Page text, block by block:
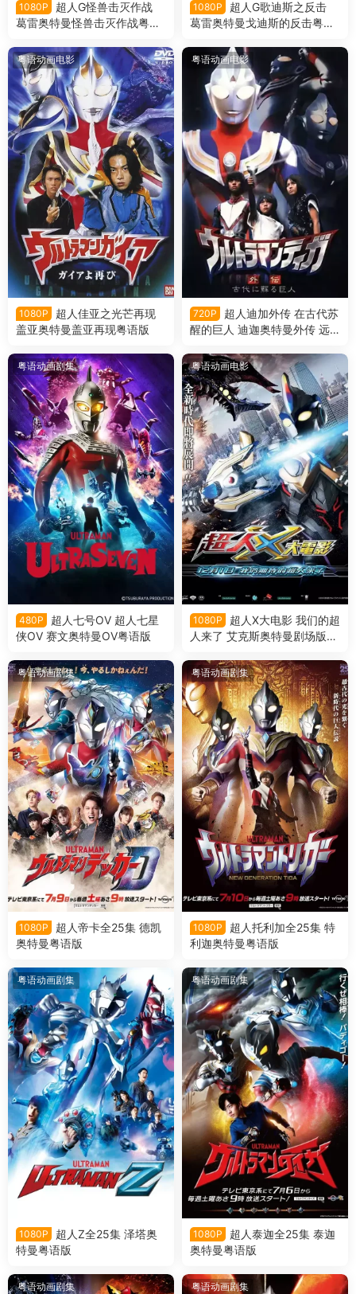
1080P
超人G怪兽击灭作战
葛雷奥特曼怪兽击灭作战粤语
1080P
超人G歌迪斯之反击
葛雷奥特曼戈迪斯的反击粤语
粤语动画电影
1080P
超人佳亚之光芒再现
盖亚奥特曼盖亚再现粤语版
粤语动画电影
720P
超人迪加外传 在古代苏
醒的巨人 迪迦奥特曼外传 远
粤语动画剧集
480P
超人七号OV 超人七星
侠OV 赛文奥特曼OV粤语版
粤语动画电影
1080P
超人X大电影 我们的超
人来了 艾克斯奥特曼剧场版：
粤语动画剧集
1080P
超人帝卡全25集 德凯
奥特曼粤语版
粤语动画剧集
1080P
超人托利加全25集 特
利迦奥特曼粤语版
粤语动画剧集
1080P
超人Z全25集 泽塔奥
特曼粤语版
粤语动画剧集
1080P
超人泰迦全25集 泰迦
奥特曼粤语版
粤语动画剧集 粤语动画剧集